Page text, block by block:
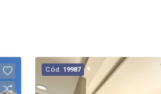
Cód. 19987